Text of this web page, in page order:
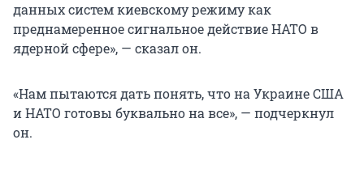
данных систем киевскому режиму как
преднамеренное сигнальное действие НАТО в
ядерной сфере», — сказал он.
«Нам пытаются дать понять, что на Украине США
и НАТО готовы буквально на все», — подчеркнул
он.